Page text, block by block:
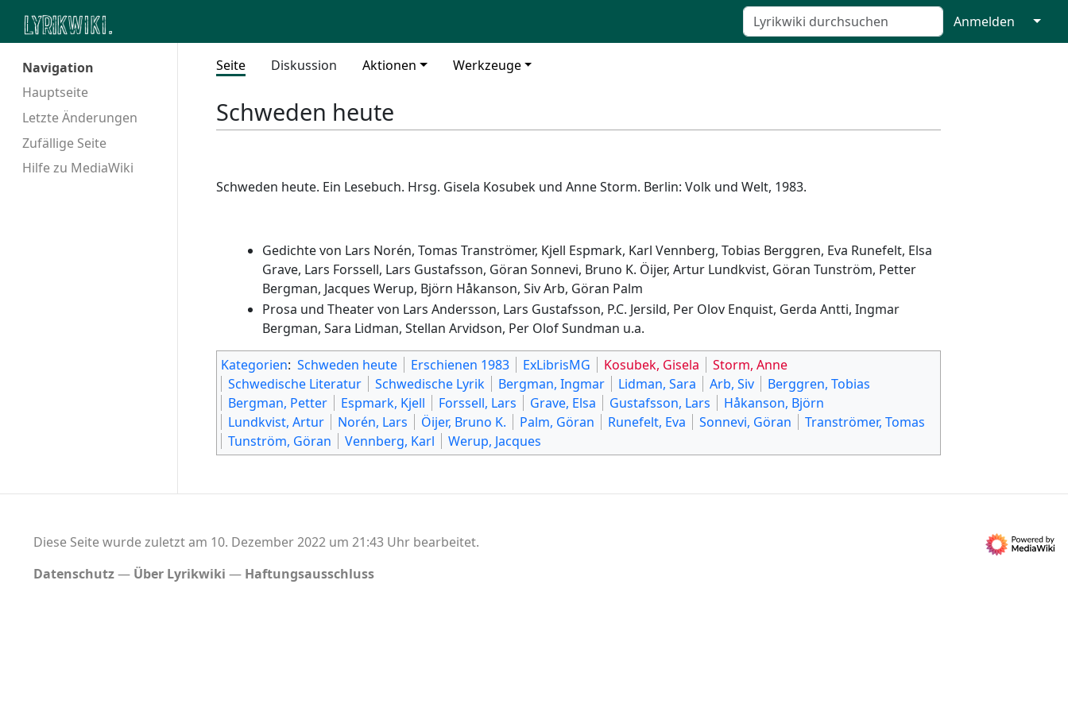
Anmelden ↓
Navigation
Hauptseite
Letzte Änderungen
Zufällige Seite
Hilfe zu MediaWiki
Seite Diskussion Aktionen Werkzeuge
Schweden heute
Schweden heute. Ein Lesebuch. Hrsg. Gisela Kosubek und Anne Storm. Berlin: Volk und Welt, 1983.
Gedichte von Lars Norén, Tomas Tranströmer, Kjell Espmark, Karl Vennberg, Tobias Berggren, Eva Runefelt, Elsa
Grave, Lars Forssell, Lars Gustafsson, Göran Sonnevi, Bruno K. Öijer, Artur Lundkvist, Göran Tunström, Petter
Bergman, Jacques Werup, Björn Håkanson, Siv Arb, Göran Palm
Prosa und Theater von Lars Andersson, Lars Gustafsson, P.C. Jersild, Per Olov Enquist, Gerda Antti, Ingmar
Bergman, Sara Lidman, Stellan Arvidson, Per Olof Sundman u.a.
Kategorien: Schweden heute Erschienen 1983 ExLibrisMG Kosubek, Gisela
Storm, Anne
Schwedische Literatur
Schwedische Lyrik Bergman, Ingmar Lidman, Sara Arb, Siv
Berggren, Tobias
Bergman, Petter
Espmark, Kjell Forssell, Lars Grave, Elsa Gustafsson, Lars
Håkanson, Björn
Lundkvist, Artur
Norén, Lars Öijer, Bruno K. Palm, Göran Runefelt, Eva Sonnevi, Göran
Tranströmer, Tomas
Tunström, Göran
Vennberg, Karl Werup, Jacques
Diese Seite wurde zuletzt am 10. Dezember 2022 um 21:43 Uhr bearbeitet.
Datenschutz
Über Lyrikwiki Haftungsausschluss